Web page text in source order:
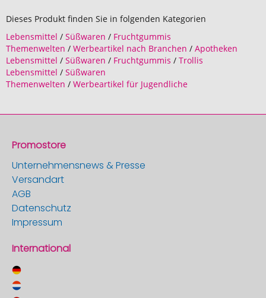
Dieses Produkt finden Sie in folgenden Kategorien
Lebensmittel / Süßwaren / Fruchtgummis
Themenwelten / Werbeartikel nach Branchen / Apotheken
Lebensmittel / Süßwaren / Fruchtgummis / Trollis
Lebensmittel / Süßwaren
Themenwelten / Werbeartikel für Jugendliche
Promostore
Unternehmensnews & Presse
Versandart
AGB
Datenschutz
Impressum
International